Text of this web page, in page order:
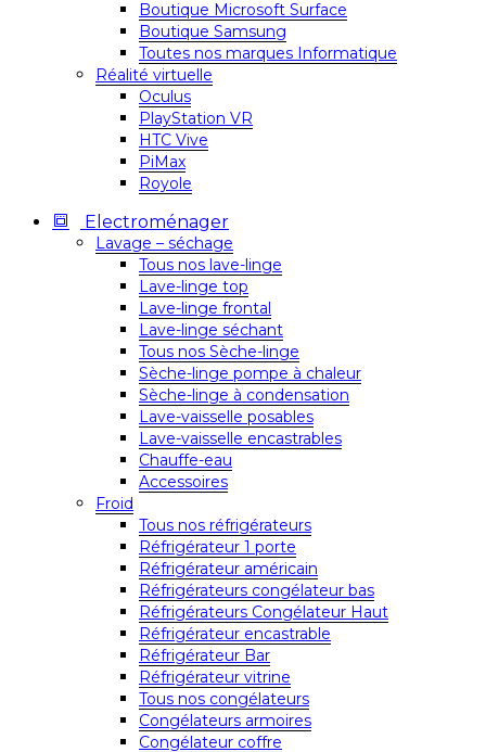
Boutique Microsoft Surface
Boutique Samsung
Toutes nos marques Informatique
Réalité virtuelle
Oculus
PlayStation VR
HTC Vive
PiMax
Royole
Electroménager
Lavage – séchage
Tous nos lave-linge
Lave-linge top
Lave-linge frontal
Lave-linge séchant
Tous nos Sèche-linge
Sèche-linge pompe à chaleur
Sèche-linge à condensation
Lave-vaisselle posables
Lave-vaisselle encastrables
Chauffe-eau
Accessoires
Froid
Tous nos réfrigérateurs
Réfrigérateur 1 porte
Réfrigérateur américain
Réfrigérateurs congélateur bas
Réfrigérateurs Congélateur Haut
Réfrigérateur encastrable
Réfrigérateur Bar
Réfrigérateur vitrine
Tous nos congélateurs
Congélateurs armoires
Congélateur coffre